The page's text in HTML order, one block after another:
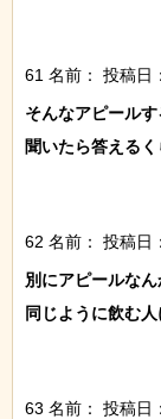
61 名前：
投稿日
そんなアピール
聞いたら答える
62 名前：
投稿日
別にアピールな
同じように飲む
63 名前：
投稿日